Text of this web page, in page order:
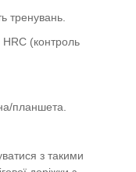
тренувань.
(контроль
планшета.
з такими